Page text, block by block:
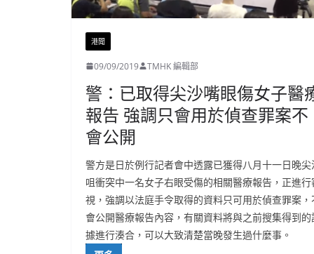
港聞
09/09/2019 TMHK 編輯部
警：已取得尖沙嘴眼傷女子醫
報告 強調只會用於偵查罪案不
會公開
警方是日於例行記者會中透露已獲得八月十一日晚尖
咀衝突中一名女子右眼受傷的相關醫療報告，正進行
視，強調以法庭手令取得的資料只可用於偵查罪案，
會公開醫療報告內容，有關資料將與之前搜集得到的
據進行湊合，可以大致清楚當晚發生過什麼事。